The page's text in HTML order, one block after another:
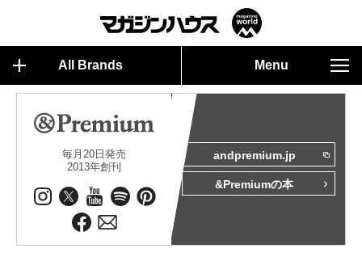
All Brands Menu
毎月20日発売
2013年創刊
andpremium.jp
&Premiumの本